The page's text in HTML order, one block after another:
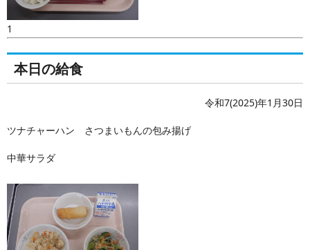
1
本日の給食
令和7(2025)年1月30日
ツナチャーハン さつまいもんの包み揚げ
中華サラダ